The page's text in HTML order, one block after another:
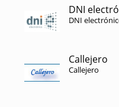
DNI
DNI
Callejero
Callejero